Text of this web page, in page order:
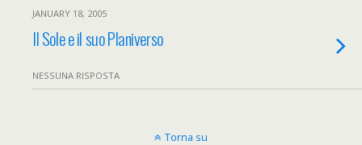
JANUARY 18, 2005
Il Sole e il suo Planiverso
NESSUNA RISPOSTA
Torna su